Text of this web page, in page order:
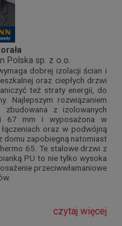
Polska sp. z o.o.
dobrej izolacji ścian i
oraz ciepłych drzwi
też straty energii, do
Najlepszym rozwiązaniem
z izolowanych
67 mm i wyposażona w
oraz w podwójną
domu zapobiegną natomiast
65. Te stalowe drzwi z
PU to nie tylko wysoka
przeciwwłamaniowe
czytaj więcej